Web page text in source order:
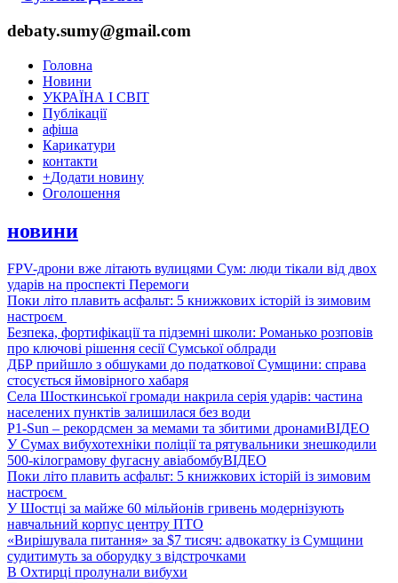
debaty.sumy@gmail.com
Головна
Новини
УКРАЇНА І СВІТ
Публікації
афіша
Карикатури
контакти
+Додати новину
Оголошення
новини
FPV-дрони вже літають вулицями Сум: люди тікали від двох
ударів на проспекті Перемоги
Поки літо плавить асфальт: 5 книжкових історій із зимовим
настроєм
Безпека, фортифікації та підземні школи: Романько розповів
про ключові рішення сесії Сумської облради
ДБР прийшло з обшуками до податкової Сумщини: справа
стосується ймовірного хабаря
Села Шосткинської громади накрила серія ударів: частина
населених пунктів залишилася без води
P1-Sun – рекордсмен за мемами та збитими дронамиВІДЕО
У Сумах вибухотехніки поліції та рятувальники знешкодили
500-кілограмову фугасну авіабомбуВІДЕО
Поки літо плавить асфальт: 5 книжкових історій із зимовим
настроєм
У Шостці за майже 60 мільйонів гривень модернізують
навчальний корпус центру ПТО
«Вирішувала питання» за $7 тисяч: адвокатку із Сумщини
судитимуть за оборудку з відстрочками
В Охтирці пролунали вибухи